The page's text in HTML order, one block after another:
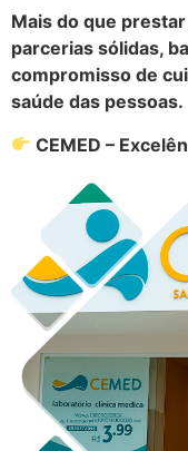
Mais do que
parcerias sólidas,
compromisso de
saúde das pessoas.
CEMED –